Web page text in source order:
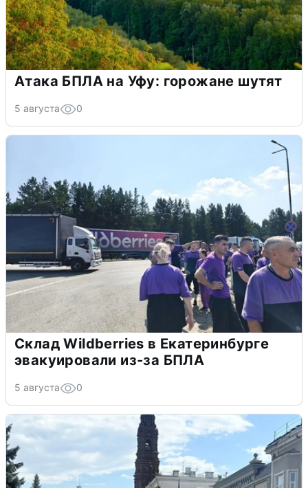
Атака БПЛА на Уфу: горожане шутят
5 августа 0
Склад Wildberries в Екатеринбурге
эвакуировали из-за БПЛА
5 августа 0